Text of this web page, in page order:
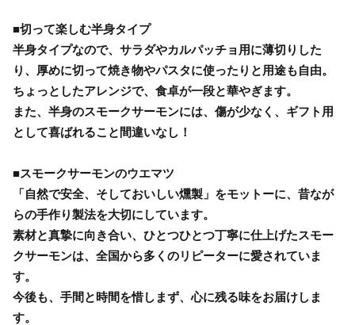
■切って楽しむ半身タイプ
半身タイプなので、サラダやカルパッチョ用に薄切りした
り、厚めに切って焼き物やパスタに使ったりと用途も自由。
ちょっとしたアレンジで、食卓が一段と華やぎます。
また、半身のスモークサーモンには、傷が少なく、ギフト用
として喜ばれること間違いなし！
■スモークサーモンのウエマツ
「自然で安全、そしておいしい燻製」をモットーに、昔なが
らの手作り製法を大切にしています。
素材と真摯に向き合い、ひとつひとつ丁寧に仕上げたスモー
クサーモンは、全国から多くのリピーターに愛されていま
す。
今後も、手間と時間を惜しまず、心に残る味をお届けしま
す。